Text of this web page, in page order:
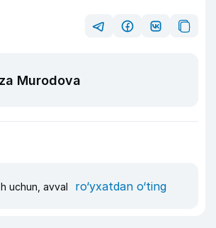
Murodova
uchun, avval ro‘yxatdan o‘ting